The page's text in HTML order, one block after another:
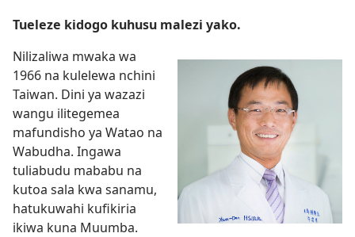
Tueleze kidogo kuhusu malezi yako.
Nilizaliwa mwaka wa
1966 na kulelewa nchini
Taiwan. Dini ya wazazi
wangu ilitegemea
mafundisho ya Watao na
Wabudha. Ingawa
tuliabudu mababu na
kutoa sala kwa sanamu,
hatukuwahi kufikiria
ikiwa kuna Muumba.